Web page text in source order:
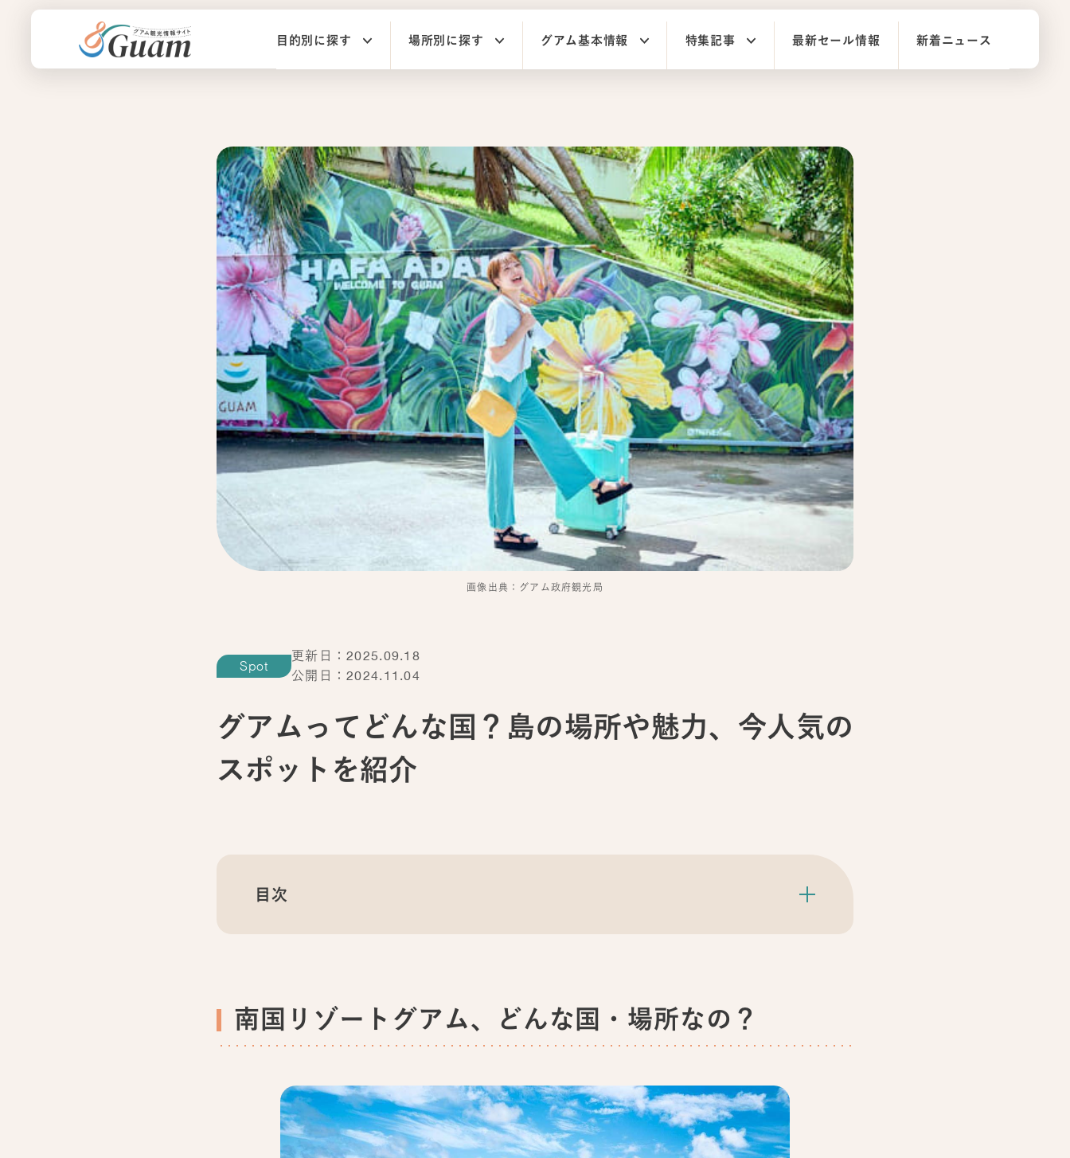
目的別に探す 場所別に探す グアム基本情報 特集記事 最新セール情報 新着ニュース
画像出典：グアム政府観光局
Spot
更新日：2025.09.18
公開日：2024.11.04
グアムってどんな国？島の場所や魅力、今人気の
スポットを紹介
目次
南国リゾートグアム、どんな国・場所なの？